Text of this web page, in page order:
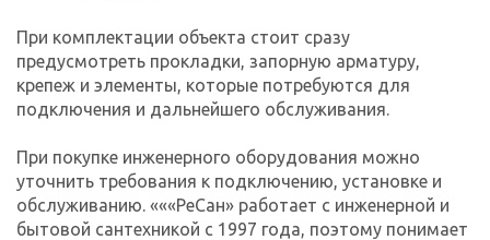
При комплектации объекта стоит сразу
предусмотреть прокладки, запорную арматуру,
крепеж и элементы, которые потребуются для
подключения и дальнейшего обслуживания.
При покупке инженерного оборудования можно
уточнить требования к подключению, установке и
обслуживанию. «««РеСан» работает с инженерной и
бытовой сантехникой с 1997 года, поэтому понимает